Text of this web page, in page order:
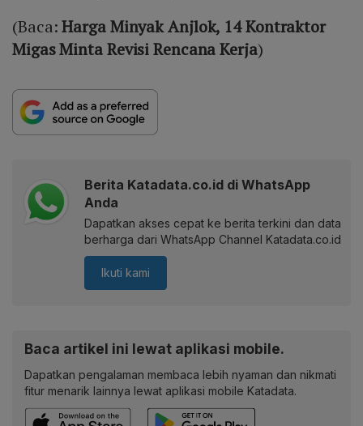
(Baca:Harga Minyak Anjlok, 14 Kontraktor
Migas Minta Revisi Rencana Kerja)
Berita Katadata.co.id di WhatsApp
Anda
Dapatkan akses cepat ke berita terkini dan data
berharga dari WhatsApp Channel Katadata.co.id
Ikuti kami
Baca artikel ini lewat aplikasi mobile.
Dapatkan pengalaman membaca lebih nyaman dan nikmati
fitur menarik lainnya lewat aplikasi mobile Katadata.